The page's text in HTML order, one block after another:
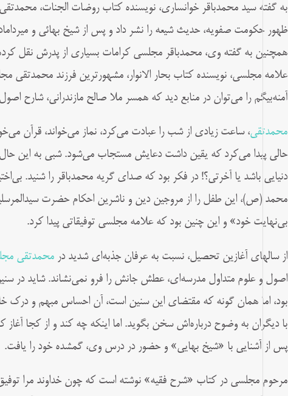
به گفته سید محمدباقر خوانساری، نویسنده کتاب روضات الجنات،
ظهور حکومت صفویه، حدیث شیعه را نشر داد و پس از شیخ بهائی و
همچنین به گفته وی، محمدباقر مجلسی کرامات بسیاری از پدرش نقل
علامه مجلسی، نویسنده کتاب بحار الانوار، مشهورترین فرزند محمدتقی
آمنه‌بیگم را می‌توان در منابع دید که همسر ملا صالح مازندرانی، شارح
محمدتقی، ساعت زيادی از شب را عبادت می‌كرد، نماز می‌خواند، قرآن
حالی پيدا می‌كرد كه يقين داشت دعايش مستجاب می‌شود. شبی به اين
دنيایی باشد يا آخرتی؟! در فكر بود كه صدای گريه محمدباقر را شنيد.
محمد (ص)، اين طفل را از مروجين دين و ناشرين احكام حضرت
بی‌نهايت خود» و این چنین بود که علامه مجلسی توفیقاتی پیدا کرد.
از سال­های آغازين تحصيل، نسبت به عرفان جذبه‌ای شديد درمحمدتقی
اصول و علوم متداول مدرسه‌ای، عطش جانش را فرو نمی‌نشاند. شايد در
بود، اما همان گونه که مقتضای اين سنين است، آن احساس مبهم و درک
با ديگران به وضوح درباره‌اش سخن بگويد. اما اينکه چه کند و از کجا
پس از آشنایی با «شيخ بهایی» و حضور در درس وی، گمشده خود را يافت.
مرحوم مجلسی در کتاب «شرح فقيه» نوشته است که چون خداوند مرا توفيق